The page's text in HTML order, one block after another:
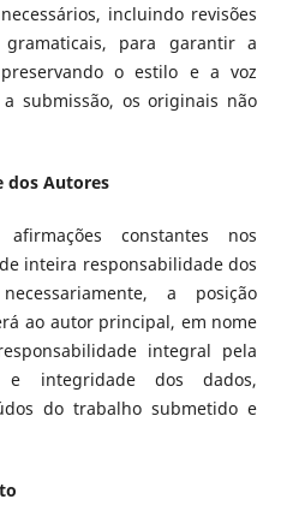
incluindo revisões
para garantir a
o estilo e a voz
submissão, os originais não
dos Autores
constantes nos
inteira responsabilidade dos
a posição
ao autor principal, em nome
integral pela
e integridade dos dados,
do trabalho submetido e